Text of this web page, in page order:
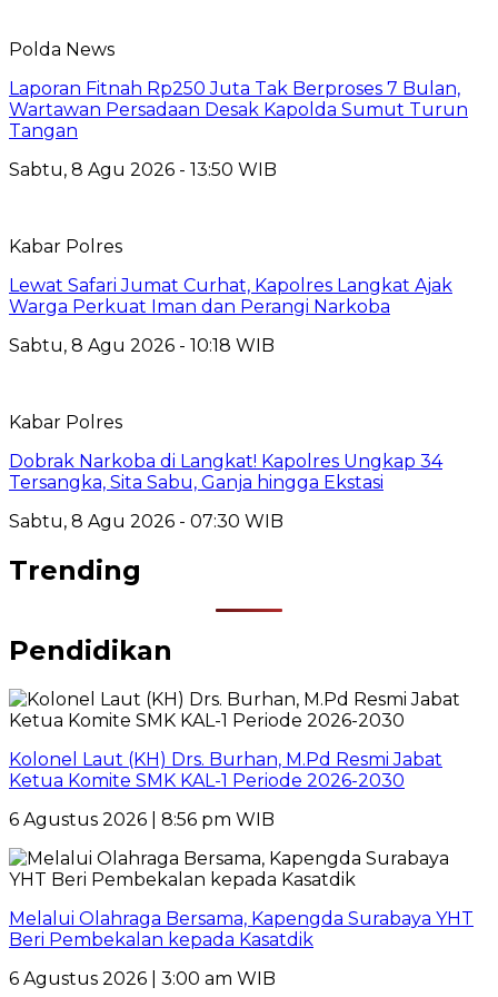
Polda News
Laporan Fitnah Rp250 Juta Tak Berproses 7 Bulan,
Wartawan Persadaan Desak Kapolda Sumut Turun
Tangan
Sabtu, 8 Agu 2026 - 13:50 WIB
Kabar Polres
Lewat Safari Jumat Curhat, Kapolres Langkat Ajak
Warga Perkuat Iman dan Perangi Narkoba
Sabtu, 8 Agu 2026 - 10:18 WIB
Kabar Polres
Dobrak Narkoba di Langkat! Kapolres Ungkap 34
Tersangka, Sita Sabu, Ganja hingga Ekstasi
Sabtu, 8 Agu 2026 - 07:30 WIB
Trending
Pendidikan
Kolonel Laut (KH) Drs. Burhan, M.Pd Resmi Jabat
Ketua Komite SMK KAL-1 Periode 2026-2030
6 Agustus 2026 | 8:56 pm WIB
Melalui Olahraga Bersama, Kapengda Surabaya YHT
Beri Pembekalan kepada Kasatdik
6 Agustus 2026 | 3:00 am WIB